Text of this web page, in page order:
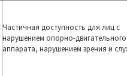
Частичная доступность для лиц с
нарушением опорно-двигательного
аппарата, нарушением зрения и